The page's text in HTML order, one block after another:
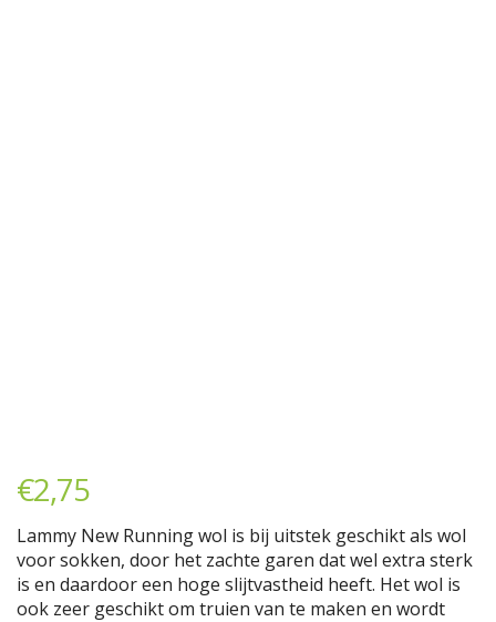
€2,75
Lammy New Running wol is bij uitstek geschikt als wol
voor sokken, door het zachte garen dat wel extra sterk
is en daardoor een hoge slijtvastheid heeft. Het wol is
ook zeer geschikt om truien van te maken en wordt